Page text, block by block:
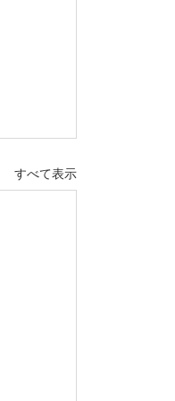
すべて表示